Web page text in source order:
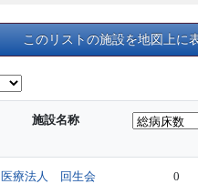
このリストの施設を地図上に
施設名称
医療法人 回生会
0